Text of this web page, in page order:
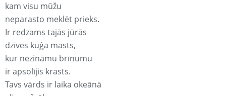
kam visu mūžu
neparasto meklēt prieks.
Ir redzams tajās jūrās
dzīves kuģa masts,
kur nezināmu brīnumu
ir apsolījis krasts.
Tavs vārds ir laika okeānā